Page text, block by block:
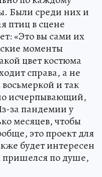
Были среди них и
птиц в сцене
«Это вы сами их
моменты
цвет костюма
справа, а не
и так
исчерпывающий,
за пандемии у
месяцев, чтобы
это проект для
будет интересен
пришелся по душе,